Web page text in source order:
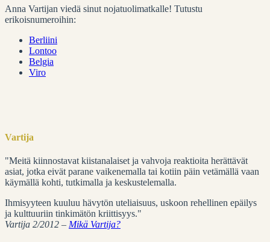
Anna Vartijan viedä sinut nojatuolimatkalle! Tutustu
erikoisnumeroihin:
Berliini
Lontoo
Belgia
Viro
Vartija
"Meitä kiinnostavat kiistanalaiset ja vahvoja reaktioita herättävät
asiat, jotka eivät parane vaikenemalla tai kotiin päin vetämällä vaan
käymällä kohti, tutkimalla ja keskustelemalla.
Ihmisyyteen kuuluu hävytön uteliaisuus, uskoon rehellinen epäilys
ja kulttuuriin tinkimätön kriittisyys."
Vartija 2/2012 – Mikä Vartija?